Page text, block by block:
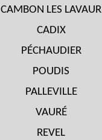
CAMBON LES LAVAUR
CADIX
PÉCHAUDIER
POUDIS
PALLEVILLE
VAURÉ
REVEL